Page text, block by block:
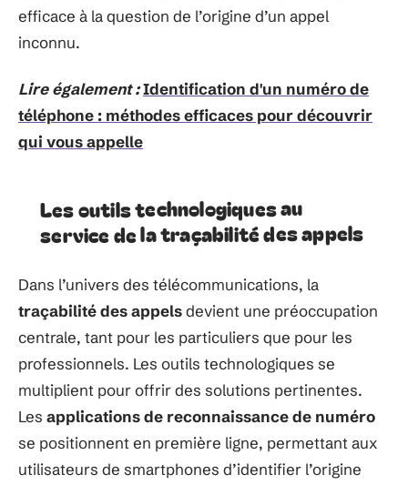
efficace à la question de l’origine d’un appel
inconnu.
Lire également :Identification d'un numéro de
téléphone : méthodes efficaces pour découvrir
qui vous appelle
Les outils technologiques au
service de la traçabilité des appels
Dans l’univers des télécommunications, la
traçabilité des appelsdevient une préoccupation
centrale, tant pour les particuliers que pour les
professionnels. Les outils technologiques se
multiplient pour offrir des solutions pertinentes.
Les applications de reconnaissance de numéro
se positionnent en première ligne, permettant aux
utilisateurs de smartphones d’identifier l’origine